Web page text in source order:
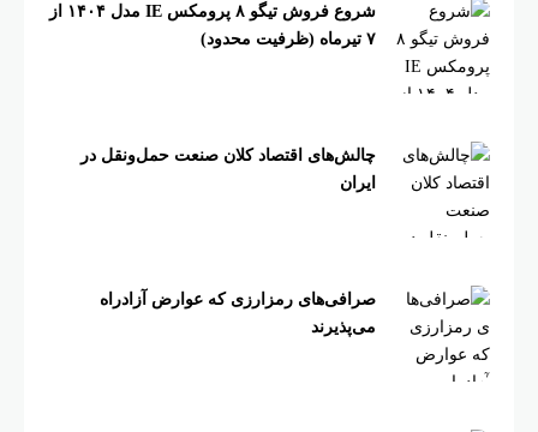
شروع فروش تیگو ۸ پرومکس IE مدل ۱۴۰۴ از
۷ تیرماه (ظرفیت محدود)
چالش‌های اقتصاد کلان صنعت حمل‌ونقل در
ایران
صرافی‌های رمزارزی که عوارض آزادراه
می‌پذیرند